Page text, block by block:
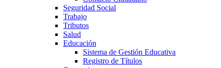
Seguridad Social
Trabajo
Tributos
Salud
Educación
Sistema de Gestión Educativa
Registro de Títulos